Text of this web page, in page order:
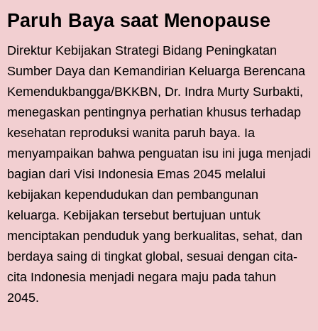
Paruh Baya saat Menopause
Direktur Kebijakan Strategi Bidang Peningkatan
Sumber Daya dan Kemandirian Keluarga Berencana
Kemendukbangga/BKKBN, Dr. Indra Murty Surbakti,
menegaskan pentingnya perhatian khusus terhadap
kesehatan reproduksi wanita paruh baya. Ia
menyampaikan bahwa penguatan isu ini juga menjadi
bagian dari Visi Indonesia Emas 2045 melalui
kebijakan kependudukan dan pembangunan
keluarga. Kebijakan tersebut bertujuan untuk
menciptakan penduduk yang berkualitas, sehat, dan
berdaya saing di tingkat global, sesuai dengan cita-
cita Indonesia menjadi negara maju pada tahun
2045.